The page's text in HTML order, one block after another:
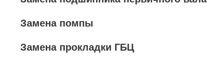
Замена помпы
Замена прокладки ГБЦ